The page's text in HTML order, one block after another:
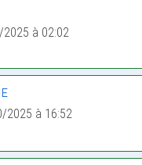
2025 à 02:02
2025 à 16:52